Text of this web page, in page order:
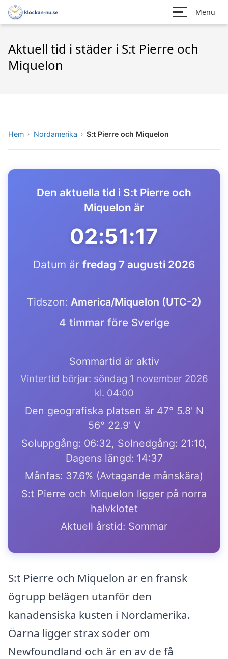
Menu
Aktuell tid i städer i S:t Pierre och
Miquelon
Hem Nordamerika S:t Pierre och Miquelon
Den aktuella tid i S:t Pierre och
Miquelon är
02:51:17
Datum är fredag 7 augusti 2026
Tidszon: America/Miquelon (UTC-2)
4 timmar före Sverige
Sommartid är aktiv
Vintertid börjar: söndag 1 november 2026
kl. 04:00
Den geografiska platsen är 47° 5.8' N
56° 22.9' V
Soluppgång: 06:32, Solnedgång: 21:10,
Dagens längd: 14:37
Månfas: 37.6% (Avtagande månskära)
S:t Pierre och Miquelon ligger på norra
halvklotet
Aktuell årstid: Sommar
S:t Pierre och Miquelon är en fransk
ögrupp belägen utanför den
kanadensiska kusten i Nordamerika.
Öarna ligger strax söder om
Newfoundland och är en av de få